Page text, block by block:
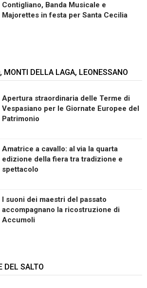
Contigliano, Banda Musicale e
Majorettes in festa per Santa Cecilia
MONTI DELLA LAGA, LEONESSANO
Apertura straordinaria delle Terme di
Vespasiano per le Giornate Europee del
Patrimonio
Amatrice a cavallo: al via la quarta
edizione della fiera tra tradizione e
spettacolo
I suoni dei maestri del passato
accompagnano la ricostruzione di
Accumoli
DEL SALTO